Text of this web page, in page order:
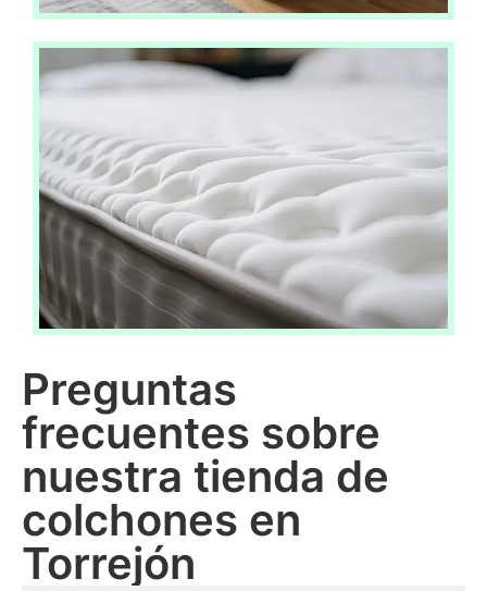
Preguntas
frecuentes sobre
nuestra tienda de
colchones en
Torrejón